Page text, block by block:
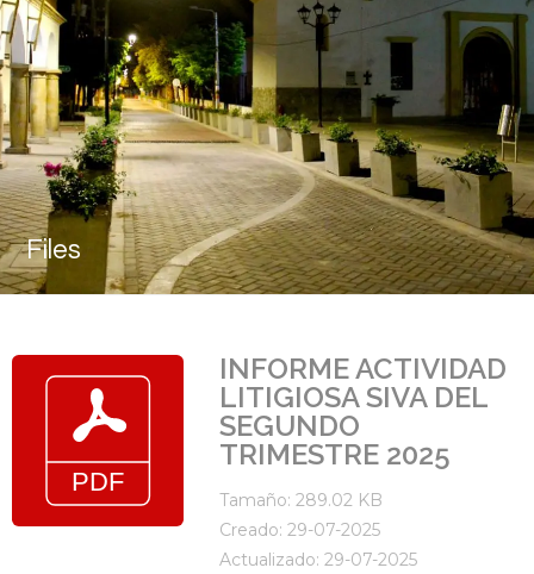
Files
INFORME ACTIVIDAD
LITIGIOSA SIVA DEL
SEGUNDO
TRIMESTRE 2025
Tamaño: 289.02 KB
Creado: 29-07-2025
Actualizado: 29-07-2025